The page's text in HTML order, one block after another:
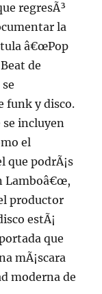
regresÃ³
la
â€œPop
de
funk y disco.
se incluyen
el
que podrÃ¡s
Lamboâ€œ,
productor
estÃ¡
que
mÃ¡scara
moderna de